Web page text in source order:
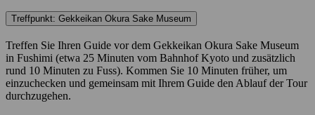
Treffpunkt: Gekkeikan Okura Sake Museum
Treffen Sie Ihren Guide vor dem Gekkeikan Okura Sake Museum
in Fushimi (etwa 25 Minuten vom Bahnhof Kyoto und zusätzlich
rund 10 Minuten zu Fuss). Kommen Sie 10 Minuten früher, um
einzuchecken und gemeinsam mit Ihrem Guide den Ablauf der Tour
durchzugehen.